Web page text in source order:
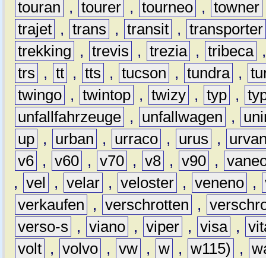
touran , tourer , tourneo , towner
trajet , trans , transit , transporter
trekking
, trevis , trezia , tribeca
trs
, tt , tts , tucson , tundra ,
twingo , twintop , twizy , typ ,
unfallfahrzeuge , unfallwagen ,
up , urban , urraco , urus ,
v6 , v60 , v70 , v8 , v90 ,
, vel , velar , veloster , veneno ,
verkaufen
, verschrotten ,
verso-s
, viano , viper , visa ,
volt , volvo , vw , w , w115) ,